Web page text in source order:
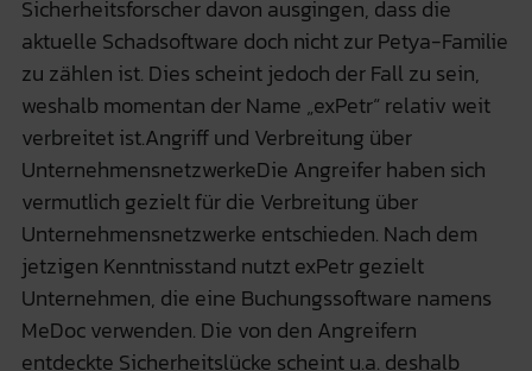
Sicherheitsforscher davon ausgingen, dass die
aktuelle Schadsoftware doch nicht zur Petya-Familie
zu zählen ist. Dies scheint jedoch der Fall zu sein,
weshalb momentan der Name „exPetr“ relativ weit
verbreitet ist.Angriff und Verbreitung über
UnternehmensnetzwerkeDie Angreifer haben sich
vermutlich gezielt für die Verbreitung über
Unternehmensnetzwerke entschieden. Nach dem
jetzigen Kenntnisstand nutzt exPetr gezielt
Unternehmen, die eine Buchungssoftware namens
MeDoc verwenden. Die von den Angreifern
entdeckte Sicherheitslücke scheint u.a. deshalb